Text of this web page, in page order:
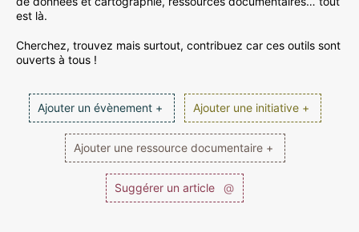
est là.
Cherchez, trouvez mais surtout, contribuez car ces outils sont
ouverts à tous !
Ajouter un évènement + Ajouter une initiative +
Ajouter une ressource documentaire +
Suggérer un article @